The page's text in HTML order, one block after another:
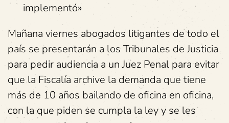
implementó»
Mañana viernes abogados litigantes de todo el
país se presentarán a los Tribunales de Justicia
para pedir audiencia a un Juez Penal para evitar
que la Fiscalía archive la demanda que tiene
más de 10 años bailando de oficina en oficina,
con la que piden se cumpla la ley y se les